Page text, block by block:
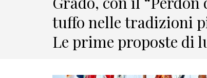
tuffo nelle tradizioni
Le prime proposte di